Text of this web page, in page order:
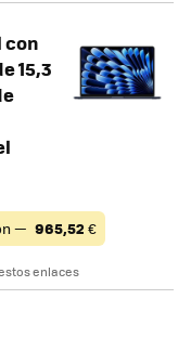
con
15,3
— 965,52 €
enlaces